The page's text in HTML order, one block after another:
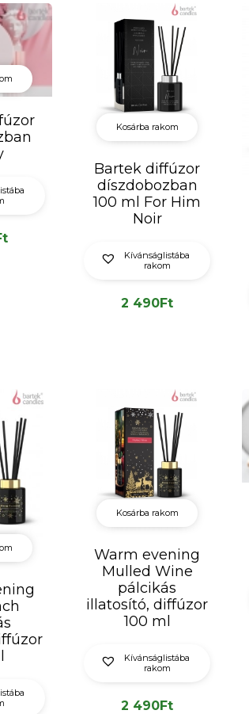
Kosárba rakom
Bartek diffúzor
díszdobozban
100 ml For Him
Noir
Kívánságlistába
rakom
2 490Ft
Kosárba rakom
Warm evening
Mulled Wine
pálcikás
illatosító, diffúzor
100 ml
Kívánságlistába
rakom
2 490Ft